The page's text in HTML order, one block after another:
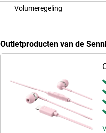
Volumeregeling
Outletproducten van de